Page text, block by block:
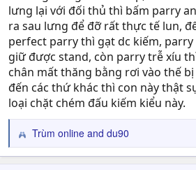
lưng lại với đối thủ thì bấm parry
ra sau lưng để đỡ rất thực tế lun,
perfect parry thì gạt dc kiếm,
giữ được stand, còn parry trễ xíu
chân mất thăng bằng rơi vào thế
đến các thứ khác thì con này thật
loại chặt chém đấu kiếm kiểu này.
R
e
Trùm online and du90